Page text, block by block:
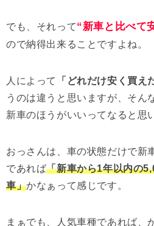
でも、それって“新車と比べて
ので納得出来ることですよね。
人によって 「どれだけ安く買え
うのは違うと思いますが、そん
新車のほうがいいってなると思
おっさんは、車の状態だけで新
であれば「新車から1年以内の
車」かなぁって感じです。
まぁでも、人気車種であれば、